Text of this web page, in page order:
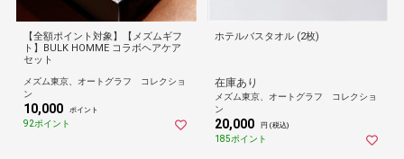
【全額ポイント対象】【メズムギフ
ト】BULK HOMME コラボヘアケア
セット
メズム東京、オートグラフ コレクショ
ン
10,000 ポイント
92ポイント
ホテルバスタオル (2枚)
在庫あり
メズム東京、オートグラフ コレクショ
ン
20,000 円 (税込)
185ポイント